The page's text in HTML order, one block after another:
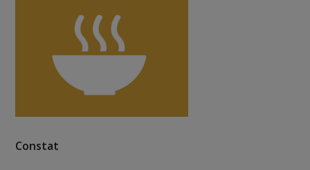
Constat